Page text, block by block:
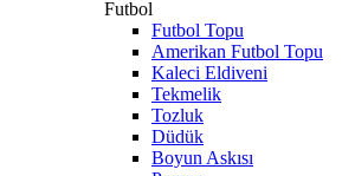
Futbol
Futbol Topu
Amerikan Futbol Topu
Kaleci Eldiveni
Tekmelik
Tozluk
Düdük
Boyun Askısı